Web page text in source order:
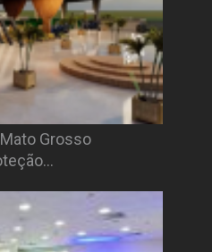
Grosso